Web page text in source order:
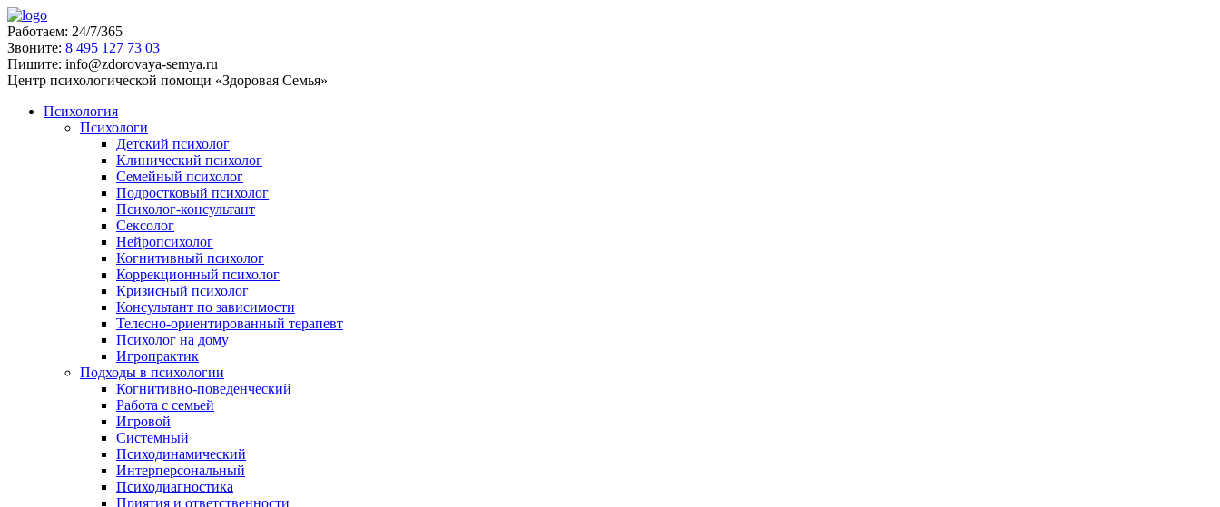
Работаем: 24/7/365
Звоните: ‪8 495 127 73 03
Пишите: info@zdorovaya-semya.ru
Центр психологической помощи «Здоровая Семья»
Психология
Психологи
Детский психолог
Клинический психолог
Семейный психолог
Подростковый психолог
Психолог-консультант
Сексолог
Нейропсихолог
Когнитивный психолог
Коррекционный психолог
Кризисный психолог
Консультант по зависимости
Телесно-ориентированный терапевт
Психолог на дому
Игропрактик
Подходы в психологии
Когнитивно-поведенческий
Работа с семьей
Игровой
Системный
Психодинамический
Интерперсональный
Психодиагностика
Приятия и ответственности